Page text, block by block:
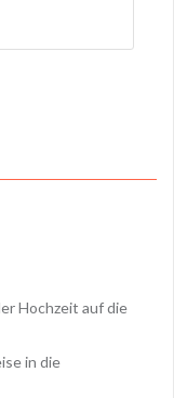
Hochzeit auf die
in die